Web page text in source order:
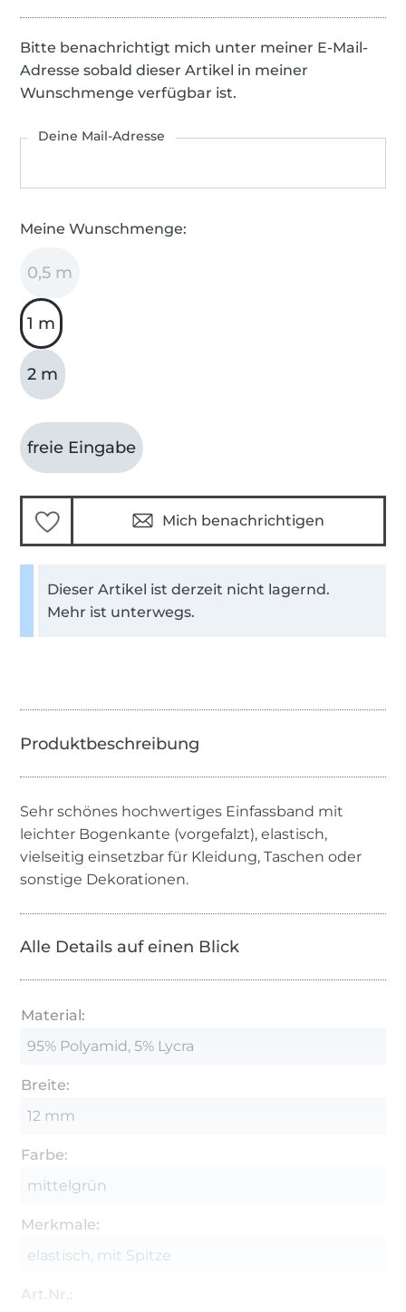
Bitte benachrichtigt mich unter meiner E-Mail-
Adresse sobald dieser Artikel in meiner
Wunschmenge verfügbar ist.
Deine Mail-Adresse
Meine Wunschmenge:
0,5 m
1 m
2 m
freie Eingabe
Mich benachrichtigen
Dieser Artikel ist derzeit nicht lagernd.
Mehr ist unterwegs.
Sehr schönes hochwertiges Einfassband mit
leichter Bogenkante (vorgefalzt), elastisch,
vielseitig einsetzbar für Kleidung, Taschen oder
sonstige Dekorationen.
Alle Details auf einen Blick
Material:
95% Polyamid, 5% Lycra
Breite:
12 mm
Farbe:
mittelgrün
Merkmale:
elastisch, mit Spitze
Art.Nr.: